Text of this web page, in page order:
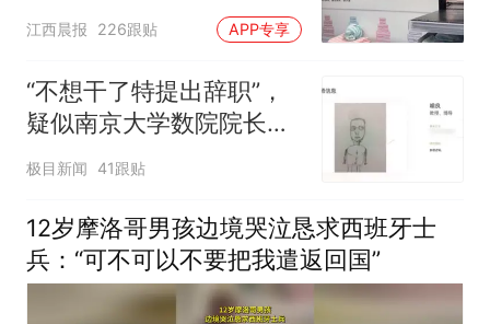
应：统一上报反馈，门店
江西晨报 226跟贴 APP专享
“不想干了特提出辞职”，
疑似南京大学数院院长辞
职信流传，院方回应：喻
不清楚辞职信来源；曾用
手绘图做头像
极目新闻 41跟贴
12岁摩洛哥男孩边境哭泣恳求西班牙士
兵：“可不可以不要把我遣返回国”